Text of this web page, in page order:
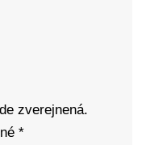
zverejnená.
*